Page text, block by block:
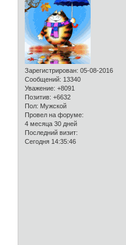
Зарегистрирован: 05-08-2016
Сообщений: 13340
Уважение: +8091
Позитив: +6632
Пол: Мужской
Провел на форуме:
4 месяца 30 дней
Последний визит:
Сегодня 14:35:46